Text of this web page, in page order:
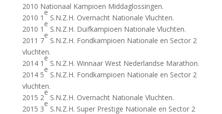
2010 Nationaal Kampioen Middaglossingen.
2010 1
e
S.N.Z.H. Overnacht Nationale Vluchten.
2010 1
e
S.N.Z.H. Duifkampioen Nationale Vluchten.
2011 7
e
S.N.Z.H. Fondkampioen Nationale en Sector 2
vluchten.
2014 1
e
S.N.Z.H. Winnaar West Nederlandse Marathon.
2014 5
e
S.N.Z.H. Fondkampioen Nationale en Sector 2
vluchten.
2015 2
e
S.N.Z.H. Overnacht Nationale Vluchten.
2015 3
e
S.N.Z.H. Super Prestige Nationale en Sector 2